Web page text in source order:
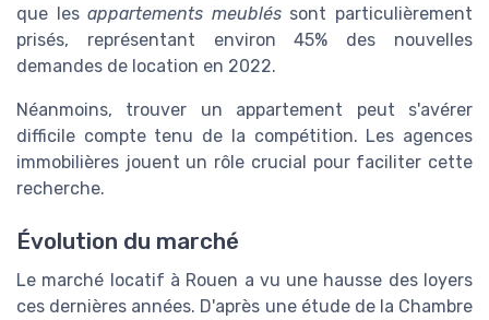
que lesappartements meubléssont particulièrement
prisés, représentant environ 45% des nouvelles
demandes de location en 2022.
Néanmoins, trouver un appartement peut s'avérer
difficile compte tenu de la compétition. Les agences
immobilières jouent un rôle crucial pour faciliter cette
recherche.
Évolution du marché
Le marché locatif à Rouen a vu une hausse des loyers
ces dernières années. D'après une étude de la Chambre